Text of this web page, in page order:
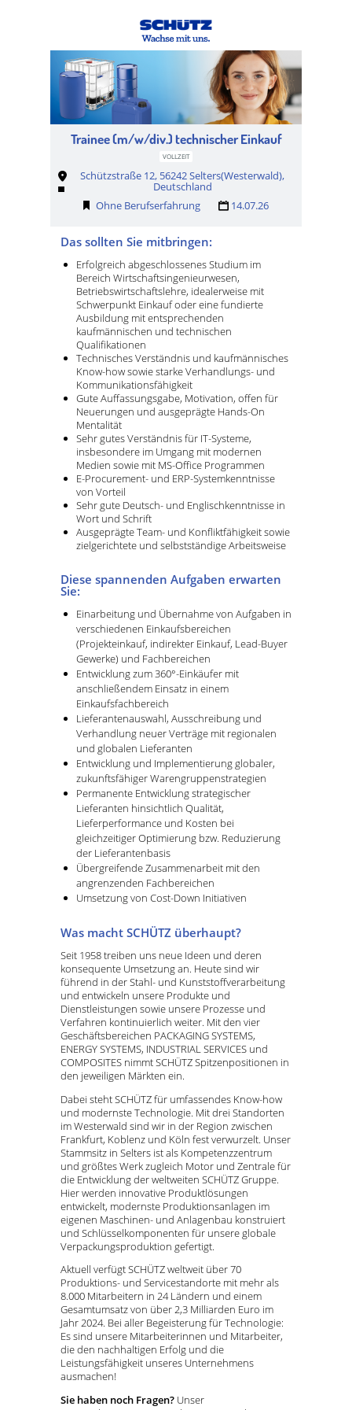
Trainee (m/w/div.) technischer Einkauf
VOLLZEIT
Schützstraße 12, 56242 Selters(Westerwald),
Deutschland
Ohne Berufserfahrung
14.07.26
Das sollten Sie mitbringen:
Erfolgreich abgeschlossenes Studium im
Bereich Wirtschaftsingenieurwesen,
Betriebswirtschaftslehre, idealerweise mit
Schwerpunkt Einkauf oder eine fundierte
Ausbildung mit entsprechenden
kaufmännischen und technischen
Qualifikationen
Technisches Verständnis und kaufmännisches
Know-how sowie starke Verhandlungs- und
Kommunikationsfähigkeit
Gute Auffassungsgabe, Motivation, offen für
Neuerungen und ausgeprägte Hands-On
Mentalität
Sehr gutes Verständnis für IT-Systeme,
insbesondere im Umgang mit modernen
Medien sowie mit MS-Office Programmen
E-Procurement- und ERP-Systemkenntnisse
von Vorteil
Sehr gute Deutsch- und Englischkenntnisse in
Wort und Schrift
Ausgeprägte Team- und Konfliktfähigkeit sowie
zielgerichtete und selbstständige Arbeitsweise
Diese spannenden Aufgaben erwarten
Sie:
Einarbeitung und Übernahme von Aufgaben in
verschiedenen Einkaufsbereichen
(Projekteinkauf, indirekter Einkauf, Lead-Buyer
Gewerke) und Fachbereichen
Entwicklung zum 360°-Einkäufer mit
anschließendem Einsatz in einem
Einkaufsfachbereich
Lieferantenauswahl, Ausschreibung und
Verhandlung neuer Verträge mit regionalen
und globalen Lieferanten
Entwicklung und Implementierung globaler,
zukunftsfähiger Warengruppenstrategien
Permanente Entwicklung strategischer
Lieferanten hinsichtlich Qualität,
Lieferperformance und Kosten bei
gleichzeitiger Optimierung bzw. Reduzierung
der Lieferantenbasis
Übergreifende Zusammenarbeit mit den
angrenzenden Fachbereichen
Umsetzung von Cost-Down Initiativen
Was macht SCHÜTZ überhaupt?
Seit 1958 treiben uns neue Ideen und deren
konsequente Umsetzung an. Heute sind wir
führend in der Stahl- und Kunststoffverarbeitung
und entwickeln unsere Produkte und
Dienstleistungen sowie unsere Prozesse und
Verfahren kontinuierlich weiter. Mit den vier
Geschäftsbereichen PACKAGING SYSTEMS,
ENERGY SYSTEMS, INDUSTRIAL SERVICES und
COMPOSITES nimmt SCHÜTZ Spitzenpositionen in
den jeweiligen Märkten ein.
Dabei steht SCHÜTZ für umfassendes Know-how
und modernste Technologie. Mit drei Standorten
im Westerwald sind wir in der Region zwischen
Frankfurt, Koblenz und Köln fest verwurzelt. Unser
Stammsitz in Selters ist als Kompetenzzentrum
und größtes Werk zugleich Motor und Zentrale für
die Entwicklung der weltweiten SCHÜTZ Gruppe.
Hier werden innovative Produktlösungen
entwickelt, modernste Produktionsanlagen im
eigenen Maschinen- und Anlagenbau konstruiert
und Schlüsselkomponenten für unsere globale
Verpackungsproduktion gefertigt.
Aktuell verfügt SCHÜTZ weltweit über 70
Produktions- und Servicestandorte mit mehr als
8.000 Mitarbeitern in 24 Ländern und einem
Gesamtumsatz von über 2,3 Milliarden Euro im
Jahr 2024. Bei aller Begeisterung für Technologie:
Es sind unsere Mitarbeiterinnen und Mitarbeiter,
die den nachhaltigen Erfolg und die
Leistungsfähigkeit unseres Unternehmens
ausmachen!
Sie haben noch Fragen? Unser